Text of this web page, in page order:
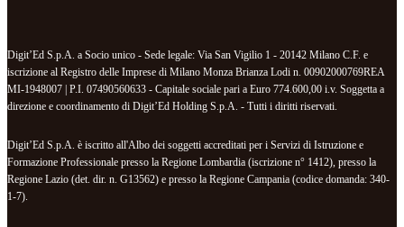
Digit’Ed S.p.A. a Socio unico - Sede legale: Via San Vigilio 1 - 20142 Milano C.F. e
iscrizione al Registro delle Imprese di Milano Monza Brianza Lodi n. 00902000769REA
MI-1948007 | P.I. 07490560633 - Capitale sociale pari a Euro 774.600,00 i.v. Soggetta a
direzione e coordinamento di Digit’Ed Holding S.p.A. - Tutti i diritti riservati.
Digit’Ed S.p.A. è iscritto all'Albo dei soggetti accreditati per i Servizi di Istruzione e
Formazione Professionale presso la Regione Lombardia (iscrizione n° 1412), presso la
Regione Lazio (det. dir. n. G13562) e presso la Regione Campania (codice domanda: 340-
1-7).